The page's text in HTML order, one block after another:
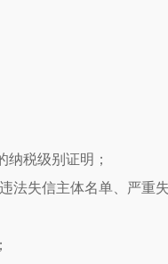
纳税级别证明；
法失信主体名单、严重